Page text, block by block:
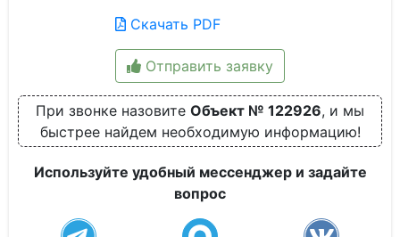
Скачать PDF
Отправить заявку
При звонке назовите Объект № 122926, и мы
быстрее найдем необходимую информацию!
Используйте удобный мессенджер и задайте
вопрос